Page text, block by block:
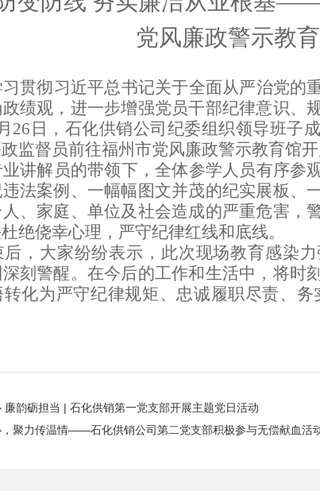
党风廉政警示教
贯彻习近平总书记关于全面从严治党的
绩观，进一步增强党员干部纪律意识、
26日 ， 石化供销公司纪委组织领导班子
监督员前往福州市党风廉政警示教育馆
讲解员的带领下，全体参学人员有序参
法案例、一幅幅图文并茂的纪实展板、
、家庭、单位及社会造成的严重危害，
绝侥幸心理，严守纪律红线和底线。
后，大家纷纷表示，此次现场教育感染
刻警醒。在今后的工作和生活中，将时
化为严守纪律规矩、忠诚履职尽责、
廉韵砺担当 | 石化供销第一党支部开展主题党日活动
聚力传温情——石化供销公司第二党支部积极参与无偿献血活